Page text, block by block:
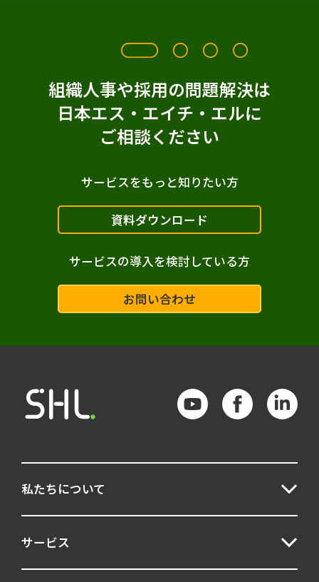
組織人事や採用の問題解決は
日本エス・エイチ・エルに
ご相談ください
サービスをもっと知りたい方
資料ダウンロード
サービスの導入を検討している方
お問い合わせ
私たちについて
サービス